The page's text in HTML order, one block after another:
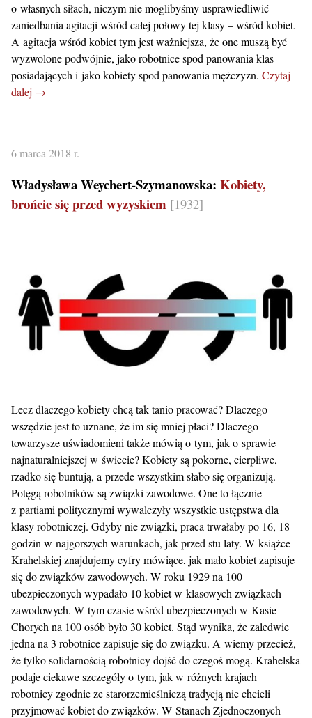
o własnych siłach, niczym nie moglibyśmy usprawiedliwić
zaniedbania agitacji wśród całej połowy tej klasy – wśród kobiet.
A agitacja wśród kobiet tym jest ważniejsza, że one muszą być
wyzwolone podwójnie, jako robotnice spod panowania klas
posiadających i jako kobiety spod panowania mężczyzn. Czytaj
dalej →
6 marca 2018 r.
Władysława Weychert-Szymanowska: Kobiety,
brońcie się przed wyzyskiem [1932]
Lecz dlaczego kobiety chcą tak tanio pracować? Dlaczego
wszędzie jest to uznane, że im się mniej płaci? Dlaczego
towarzysze uświadomieni także mówią o tym, jak o sprawie
najnaturalniejszej w świecie? Kobiety są pokorne, cierpliwe,
rzadko się buntują, a przede wszystkim słabo się organizują.
Potęgą robotników są związki zawodowe. One to łącznie
z partiami politycznymi wywalczyły wszystkie ustępstwa dla
klasy robotniczej. Gdyby nie związki, praca trwałaby po 16, 18
godzin w najgorszych warunkach, jak przed stu laty. W książce
Krahelskiej znajdujemy cyfry mówiące, jak mało kobiet zapisuje
się do związków zawodowych. W roku 1929 na 100
ubezpieczonych wypadało 10 kobiet w klasowych związkach
zawodowych. W tym czasie wśród ubezpieczonych w Kasie
Chorych na 100 osób było 30 kobiet. Stąd wynika, że zaledwie
jedna na 3 robotnice zapisuje się do związku. A wiemy przecież,
że tylko solidarnością robotnicy dojść do czegoś mogą. Krahelska
podaje ciekawe szczegóły o tym, jak w różnych krajach
robotnicy zgodnie ze starorzemieślniczą tradycją nie chcieli
przyjmować kobiet do związków. W Stanach Zjednoczonych